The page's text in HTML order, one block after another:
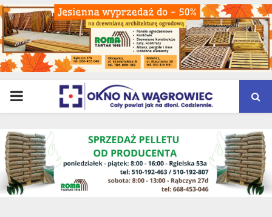
PRIMARY
MENU